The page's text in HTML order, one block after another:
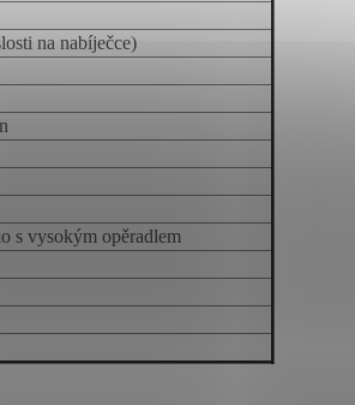
na nabíječce)
s vysokým opěradlem